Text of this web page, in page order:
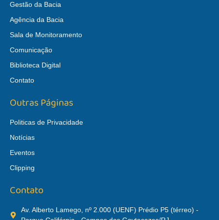
Gestão da Bacia
Agência da Bacia
Sala de Monitoramento
Comunicação
Biblioteca Digital
Contato
Outras Páginas
Politicas de Privacidade
Notícias
Eventos
Clipping
Contato
Av. Alberto Lamego, nº 2.000 (UENF) Prédio P5 (térreo) -